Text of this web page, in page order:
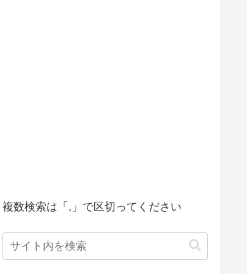
複数検索は「,」で区切ってください